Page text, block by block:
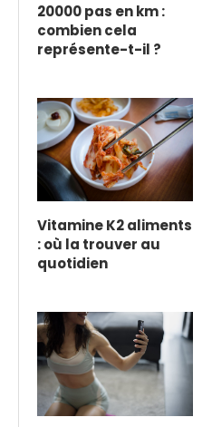
20000 pas en km :
combien cela
représente-t-il ?
Vitamine K2 aliments
: où la trouver au
quotidien